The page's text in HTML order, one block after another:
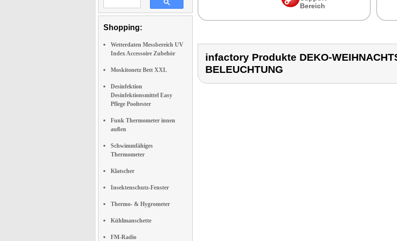
Shopping:
Wetterdaten Messbereich UV
Index Accessoire Zubehör
Moskitonetz Bett XXL
Desinfektion
Desinfektionsmittel Easy
Pflege Pooltester
Funk Thermometer innen
außen
Schwimmfähiges
Thermometer
Klatscher
Insektenschutz-Fenster
Thermo- & Hygrometer
Kühlmanschette
FM-Radio
Bereich
infactory Produkte DEKO-
BELEUCHTUNG